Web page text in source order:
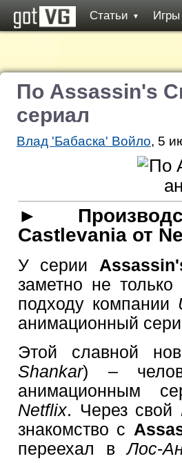
Статьи ▼ Игры
По Assassin's
сериал
Влад 'Бабаска' Войло, 5
►
Castlevania от
У серии
заметно не
подходу компании
анимационный
Этой славной
Shankar) –
анимационным
Netflix. Через свой
знакомство с
переехал вЛос-